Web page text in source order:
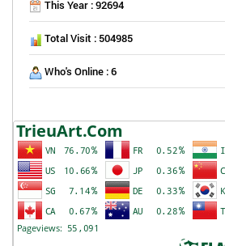
This Year : 92694
Total Visit : 504985
Who's Online : 6